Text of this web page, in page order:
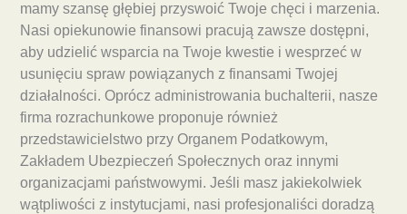
mamy szansę głębiej przyswoić Twoje chęci i marzenia.
Nasi opiekunowie finansowi pracują zawsze dostępni,
aby udzielić wsparcia na Twoje kwestie i wesprzeć w
usunięciu spraw powiązanych z finansami Twojej
działalności. Oprócz administrowania buchalterii, nasze
firma rozrachunkowe proponuje również
przedstawicielstwo przy Organem Podatkowym,
Zakładem Ubezpieczeń Społecznych oraz innymi
organizacjami państwowymi. Jeśli masz jakiekolwiek
wątpliwości z instytucjami, nasi profesjonaliści doradzą